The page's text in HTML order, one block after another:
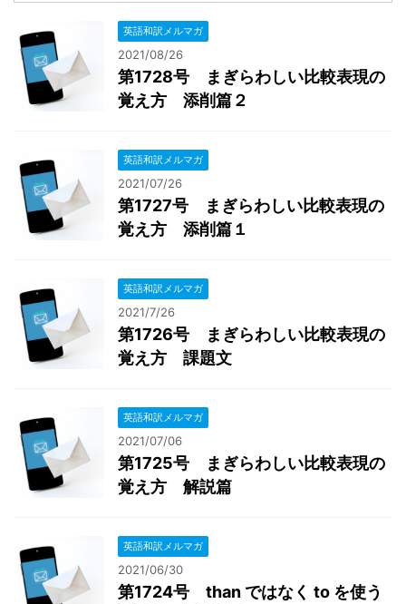
英語和訳メルマガ
2021/08/26
第1728号 まぎらわしい比較表現の
覚え方 添削篇２
英語和訳メルマガ
2021/07/26
第1727号 まぎらわしい比較表現の
覚え方 添削篇１
英語和訳メルマガ
2021/7/26
第1726号 まぎらわしい比較表現の
覚え方 課題文
英語和訳メルマガ
2021/07/06
第1725号 まぎらわしい比較表現の
覚え方 解説篇
英語和訳メルマガ
2021/06/30
第1724号 than ではなく to を使う